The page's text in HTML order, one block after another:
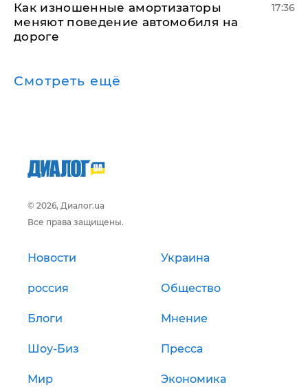
Как изношенные амортизаторы
меняют поведение автомобиля на
дороге
17:36
Смотреть ещё
© 2026, Диалог.ua
Все права защищены.
Новости Украина
россия Общество
Блоги Мнение
Шоу-Биз Пресса
Мир Экономика